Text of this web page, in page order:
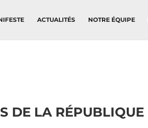
ACTUALITÉS NOTRE ÉQUIPE
DE LA RÉPUBLIQUE